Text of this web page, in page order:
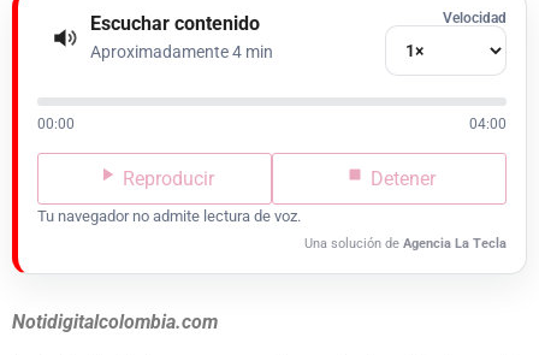
Escuchar contenido
Aproximadamente 4 min
Velocidad
00:00 04:00
Reproducir Detener
Tu navegador no admite lectura de voz.
Una solución de Agencia La Tecla
Notidigitalcolombia.com